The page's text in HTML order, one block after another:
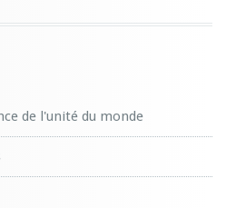
de l'unité du monde